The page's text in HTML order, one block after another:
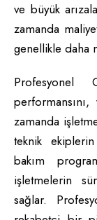
ve büyük
zamanda
genellikle daha
Profesyonel
zamanda
teknik
bakım
işletmelerin
sağlar.